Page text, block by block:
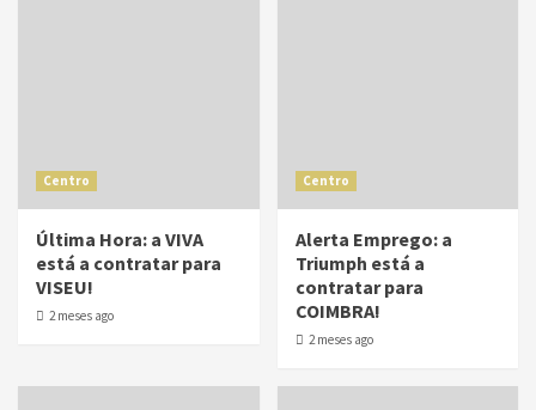
Centro
Última Hora: a VIVA
está a contratar para
VISEU!
2 meses ago
Centro
Alerta Emprego: a
Triumph está a
contratar para
COIMBRA!
2 meses ago